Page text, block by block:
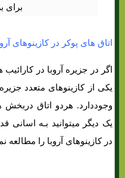
اتاق های پوکر در کازینوهای
اگر در جزیره آروبا در کارائیب
یکی از کازینوهای متعدد
وجوددارد. هردو اتاق دربخش
یک دیگر میتوانید بـه اسانی
در کازینوهای آروبا را مطالعه